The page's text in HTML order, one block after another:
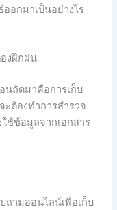
อกมาเป็นอย่างไร
งฝึกฝน
นถัดมาคือการเก็บ
ต้องทำการสำรวจ
ช้ข้อมูลจากเอกสาร
ถามออนไลน์เพื่อเก็บ